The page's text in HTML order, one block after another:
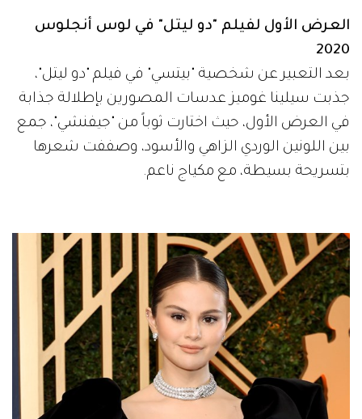
العرض الأول لفيلم "دو ليتل" في لوس أنجلوس
2020
بعد التعبير عن شخصية "بيتسي" في فيلم "دو ليتل"،
جذبت سيلينا غوميز عدسات المصورين بإطلالة جذابة
في العرض الأول، حيث اختارت ثوباً من "جيفنشي"، جمع
بين اللونين الوردي الزاهي والأسود، وصففت شعرها
بتسريحة بسيطة، مع مكياج ناعم.